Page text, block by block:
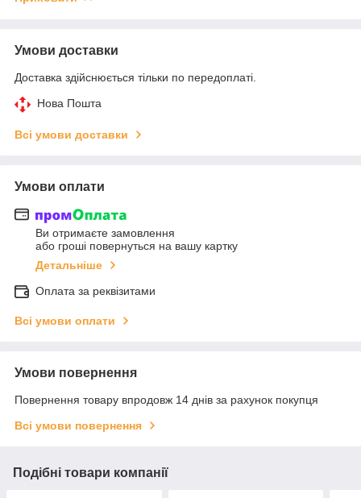
Умови доставки
Доставка здійснюється тільки по передоплаті.
Нова Пошта
Всі умови доставки
Умови оплати
Ви отримаєте замовлення
або гроші повернуться на вашу картку
Детальніше
Оплата за реквізитами
Всі умови оплати
Умови повернення
Повернення товару впродовж 14 днів за рахунок покупця
Всі умови повернення
Подібні товари компанії